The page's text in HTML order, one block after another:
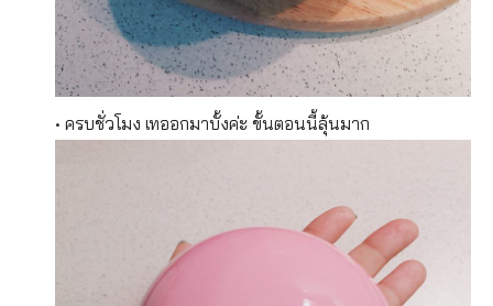
• ครบชั่วโมง เทออกมาบั้งค่ะ ขั้นตอนนี้ลุ้นมาก